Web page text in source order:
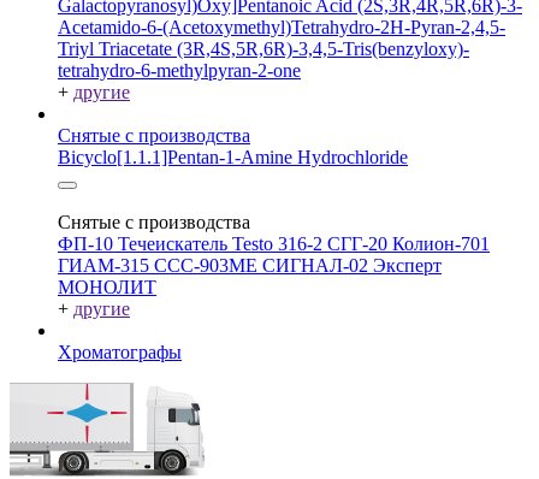
Galactopyranosyl)Oxy]Pentanoic Acid (2S,3R,4R,5R,6R)-3-
Acetamido-6-(Acetoxymethyl)Tetrahydro-2H-Pyran-2,4,5-
Triyl Triacetate (3R,4S,5R,6R)-3,4,5-Tris(benzyloxy)-
tetrahydro-6-methylpyran-2-one
+ другие
Снятые с производства
Bicyclo[1.1.1]Pentan-1-Amine Hydrochloride
Снятые с производства
ФП-10 Течеискатель Testo 316-2 СГГ-20 Колион-701
ГИАМ-315 ССС-903МЕ СИГНАЛ-02 Эксперт
МОНОЛИТ
+ другие
Хроматографы